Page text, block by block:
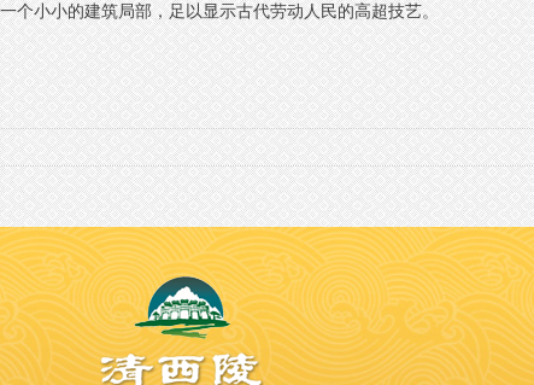
个小小的建筑局部，足以显示古代劳动人民的高超技艺。